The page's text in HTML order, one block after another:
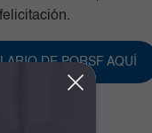
DE PQRSF AQUÍ